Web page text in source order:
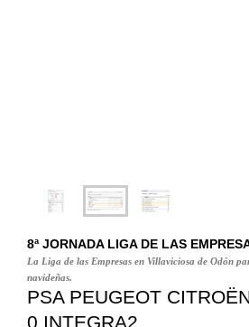
8ª JORNADA LIGA DE LAS
La Liga de las Empresas en Villaviciosa de Odón
navideñas.
PSA PEUGEOT
0 INTEGRA2